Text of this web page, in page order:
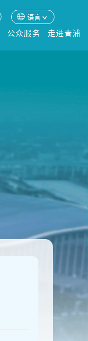
语言
公众服务 走进青浦